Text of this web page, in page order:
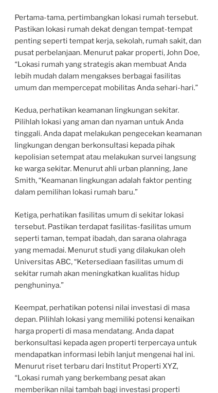
Pertama-tama, pertimbangkan lokasi rumah tersebut.
Pastikan lokasi rumah dekat dengan tempat-tempat
penting seperti tempat kerja, sekolah, rumah sakit, dan
pusat perbelanjaan. Menurut pakar properti, John Doe,
“Lokasi rumah yang strategis akan membuat Anda
lebih mudah dalam mengakses berbagai fasilitas
umum dan mempercepat mobilitas Anda sehari-hari.”
Kedua, perhatikan keamanan lingkungan sekitar.
Pilihlah lokasi yang aman dan nyaman untuk Anda
tinggali. Anda dapat melakukan pengecekan keamanan
lingkungan dengan berkonsultasi kepada pihak
kepolisian setempat atau melakukan survei langsung
ke warga sekitar. Menurut ahli urban planning, Jane
Smith, “Keamanan lingkungan adalah faktor penting
dalam pemilihan lokasi rumah baru.”
Ketiga, perhatikan fasilitas umum di sekitar lokasi
tersebut. Pastikan terdapat fasilitas-fasilitas umum
seperti taman, tempat ibadah, dan sarana olahraga
yang memadai. Menurut studi yang dilakukan oleh
Universitas ABC, “Ketersediaan fasilitas umum di
sekitar rumah akan meningkatkan kualitas hidup
penghuninya.”
Keempat, perhatikan potensi nilai investasi di masa
depan. Pilihlah lokasi yang memiliki potensi kenaikan
harga properti di masa mendatang. Anda dapat
berkonsultasi kepada agen properti terpercaya untuk
mendapatkan informasi lebih lanjut mengenai hal ini.
Menurut riset terbaru dari Institut Properti XYZ,
“Lokasi rumah yang berkembang pesat akan
memberikan nilai tambah bagi investasi properti